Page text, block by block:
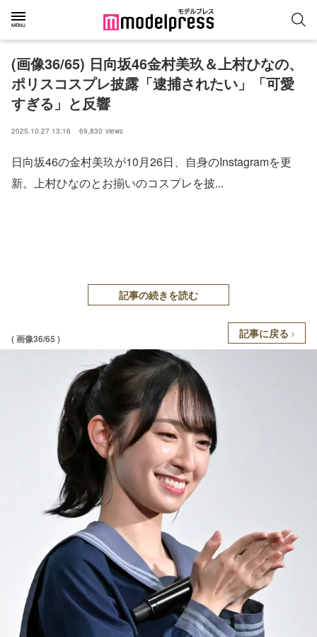
(画像36/65) 日向坂46金村美玖＆上村ひなの、
ポリスコスプレ披露「逮捕されたい」「可愛
すぎる」と反響
2025.10.27 13:16 69,830 views
日向坂46の金村美玖が10月26日、自身のInstagramを更
新。上村ひなのとお揃いのコスプレを披...
記事の続きを読む
( 画像36/65 ) 記事に戻る